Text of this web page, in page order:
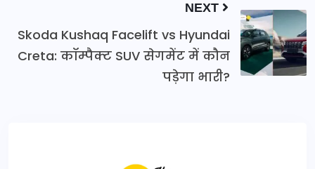
NEXT
Skoda Kushaq Facelift vs Hyundai
Creta: कॉम्पैक्ट SUV सेगमेंट में कौन
पड़ेगा भारी?